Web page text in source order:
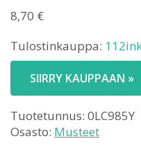
8,70 €
Tulostinkauppa:
SIIRRY KAUPPAAN »
Tuotetunnus: 0LC985Y
Osasto: Musteet